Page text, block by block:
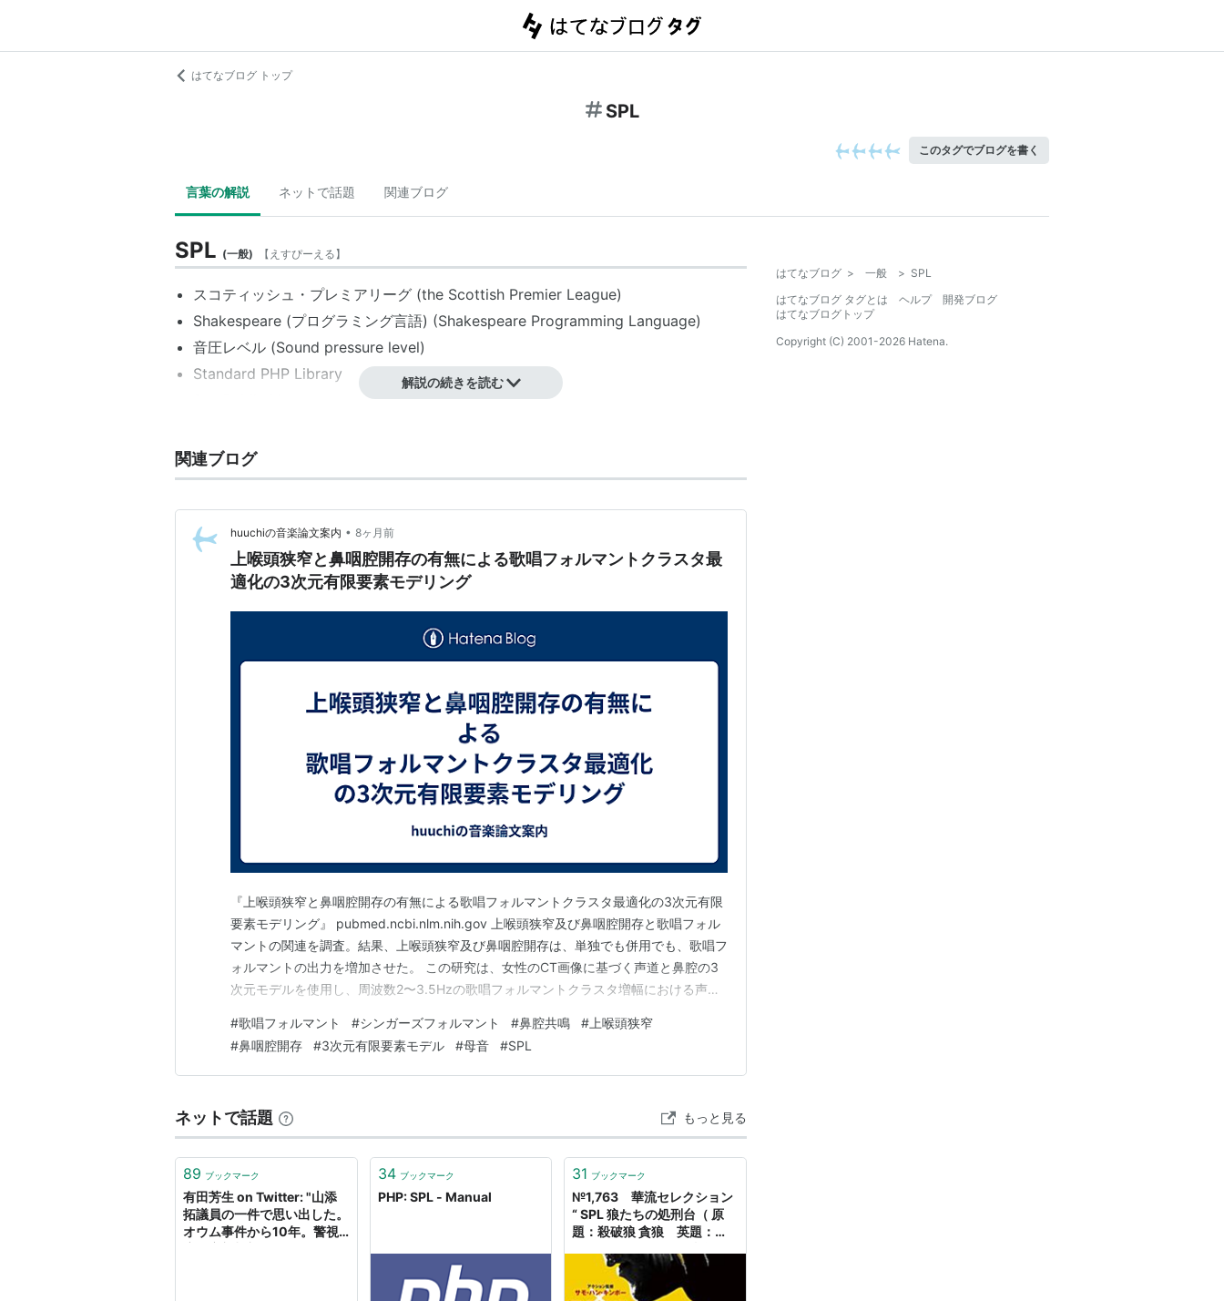
はてなブログ トップ
SPL
このタグでブログを書く
言葉の解説 ネットで話題 関連ブログ
SPL (一般) 【 えすぴーえる】
スコティッシュ・プレミアリーグ (the Scottish Premier League)
Shakespeare (プログラミング言語) (Shakespeare Programming Language)
音圧レベル (Sound pressure level)
Standard PHP Library
上頭頂小葉 (Superior Parietal Lobule) - 大脳の脳回
解説の続きを読む
関連ブログ
huuchiの音楽論文案内 • 8ヶ月前
上喉頭狭窄と鼻咽腔開存の有無による歌唱フォルマントクラスタ最
適化の3次元有限要素モデリング
『上喉頭狭窄と鼻咽腔開存の有無による歌唱フォルマントクラスタ最適化の3次元有限
要素モデリング』 pubmed.ncbi.nlm.nih.gov 上喉頭狭窄及び鼻咽腔開存と歌唱フォル
マントの関連を調査。結果、上喉頭狭窄及び鼻咽腔開存は、単独でも併用でも、歌唱フ
ォルマントの出力を増加させた。 この研究は、女性のCT画像に基づく声道と鼻腔の3
次元モデルを使用し、周波数2〜3.5Hzの歌唱フォルマントクラスタ増幅における声道
音イのF2-F3間の周波数差を減少させることで、歌唱フォルマントのSPLを増加させ
た。これは下咽頭…
#歌唱フォルマント #シンガーズフォルマント #鼻腔共鳴 # 上喉頭狭窄
#鼻咽腔開存 #3次元有限要素モデル #母音 #SPL
ネットで話題 もっと見る
89 ブックマーク
有田芳生 on Twitter: "山添
拓議員の一件で思い出した。
オウム事件から10年。警視
34 ブックマーク
PHP: SPL - Manual
31 ブックマーク
№1,763 華流セレクション
“ SPL 狼たちの処刑台（ 原
題：殺破狼 貪狼 英題：
はてなブログ > 一般 > SPL
はてなブログ タグとは
ヘルプ
開発ブログ
はてなブログトップ
Copyright (C) 2001-2026 Hatena.